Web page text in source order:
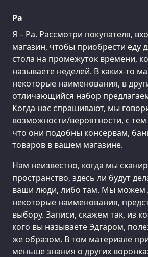
Ра
Я – Ра. Рассмотри покупателя,
магазин, чтобы приобрести еду
стола на промежуток времени,
называете неделей. В каких-то
некоторые наименования, в
отличающийся набор
Когда нас спрашивают, мы
возможности/вероятности, с
что они подобны консервам,
товаров в вашем магазине.
Нам неизвестно, когда мы
пространство, здесь ли будут
ваши люди, либо там. Мы можем
некоторые наименования,
выбору. Записи, скажем так, из
кого вы называете Эдгаром,
же образом. В том материале
меньше знания о других